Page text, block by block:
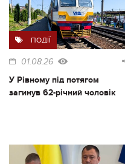
ПОДІЇ
01.08.26
У Рівному під потягом
загинув 62-річний чоловік